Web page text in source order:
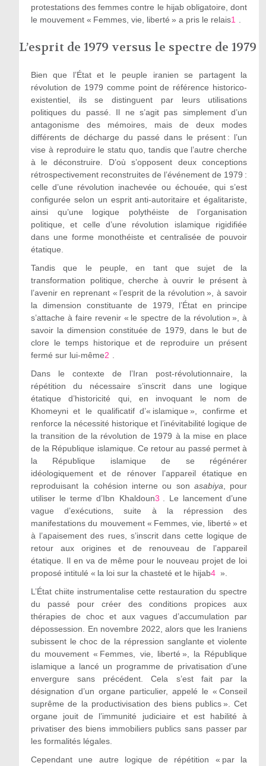
protestations des femmes contre le hijab obligatoire, dont
le mouvement « Femmes, vie, liberté » a pris le relais1
L’esprit de 1979 versus le spectre de 1979
Bien que l’État et le peuple iranien se partagent la
révolution de 1979 comme point de référence historico-
existentiel, ils se distinguent par leurs utilisations
politiques du passé. Il ne s’agit pas simplement d’un
antagonisme des mémoires, mais de deux modes
différents de décharge du passé dans le présent : l’un
vise à reproduire le statu quo, tandis que l’autre cherche
à le déconstruire. D’où s’opposent deux conceptions
rétrospectivement reconstruites de l’événement de 1979 :
celle d’une révolution inachevée ou échouée, qui s’est
configurée selon un esprit anti-autoritaire et égalitariste,
ainsi qu’une logique polythéiste de l’organisation
politique, et celle d’une révolution islamique rigidifiée
dans une forme monothéiste et centralisée de pouvoir
étatique.
Tandis que le peuple, en tant que sujet de la
transformation politique, cherche à ouvrir le présent à
l’avenir en reprenant « l’esprit de la révolution », à savoir
la dimension constituante de 1979, l’État en principe
s’attache à faire revenir « le spectre de la révolution », à
savoir la dimension constituée de 1979, dans le but de
clore le temps historique et de reproduire un présent
fermé sur lui-même2
Dans le contexte de l’Iran post-révolutionnaire, la
répétition du nécessaire s’inscrit dans une logique
étatique d’historicité qui, en invoquant le nom de
Khomeyni et le qualificatif d’« islamique », confirme et
renforce la nécessité historique et l’inévitabilité logique de
la transition de la révolution de 1979 à la mise en place
de la République islamique. Ce retour au passé permet à
la République islamique de se régénérer
idéologiquement et de rénover l’appareil étatique en
reproduisant la cohésion interne ou son asabiya , pour
utiliser le terme d’Ibn Khaldoun3
. Le lancement d’une
vague d’exécutions, suite à la répression des
manifestations du mouvement « Femmes, vie, liberté » et
à l’apaisement des rues, s’inscrit dans cette logique de
retour aux origines et de renouveau de l’appareil
étatique. Il en va de même pour le nouveau projet de loi
proposé intitulé « la loi sur la chasteté et le hijab4 ».
L’État chiite instrumentalise cette restauration du spectre
du passé pour créer des conditions propices aux
thérapies de choc et aux vagues d’accumulation par
dépossession. En novembre 2022, alors que les Iraniens
subissent le choc de la répression sanglante et violente
du mouvement « Femmes, vie, liberté », la République
islamique a lancé un programme de privatisation d’une
envergure sans précédent. Cela s’est fait par la
désignation d’un organe particulier, appelé le « Conseil
suprême de la productivisation des biens publics ». Cet
organe jouit de l’immunité judiciaire et est habilité à
privatiser des biens immobiliers publics sans passer par
les formalités légales.
Cependant une autre logique de répétition « par la